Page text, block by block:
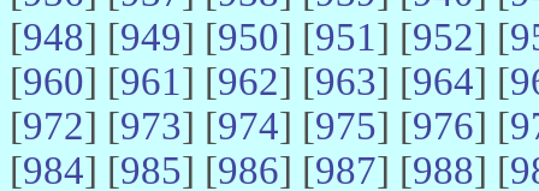
[948] [949] [950] [951] [952] [
[960] [961] [962] [963] [964] [
[972] [973] [974] [975] [976] [
[984] [985] [986] [987] [988] [